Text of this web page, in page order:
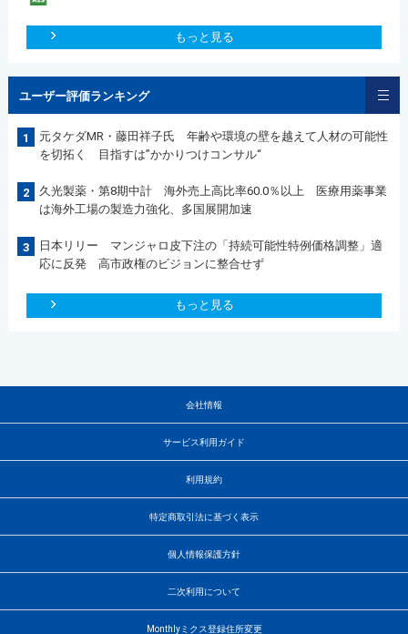
もっと見る
ユーザー評価ランキング
1
元タケダMR・藤田祥子氏 年齢や環境の壁を越えて人材の可能性
を切拓く 目指すは”かかりつけコンサル“
2
久光製薬・第8期中計 海外売上高比率60.0％以上 医療用薬事業
は海外工場の製造力強化、多国展開加速
3
日本リリー マンジャロ皮下注の「持続可能性特例価格調整」適
応に反発 高市政権のビジョンに整合せず
もっと見る
会社情報
サービス利用ガイド
利用規約
特定商取引法に基づく表示
個人情報保護方針
二次利用について
Monthlyミクス登録住所変更